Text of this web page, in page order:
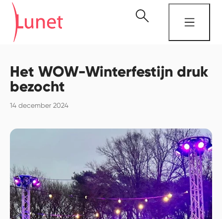
Het WOW-Winterfestijn druk
bezocht
14 december 2024